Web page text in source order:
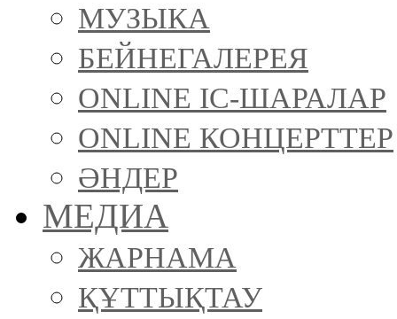
МУЗЫКА
БЕЙНЕГАЛЕРЕЯ
ONLINE ІС-ШАРАЛАР
ONLINE КОНЦЕРТТЕР
ӘНДЕР
МЕДИА
ЖАРНАМА
ҚҰТТЫҚТАУ